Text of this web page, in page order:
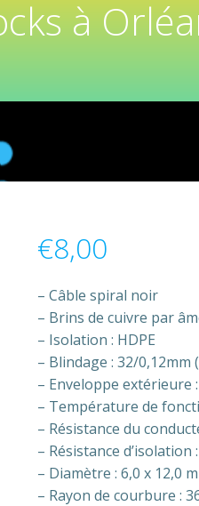
à
€8,00
– Câble spiral noir
– Brins de cuivre par
– Isolation : HDPE
– Blindage : 32/
– Enveloppe extérieure
– Température de
– Résistance du
– Résistance d’isolation
– Diamètre : 6,0 x 12,0
– Rayon de courbure :